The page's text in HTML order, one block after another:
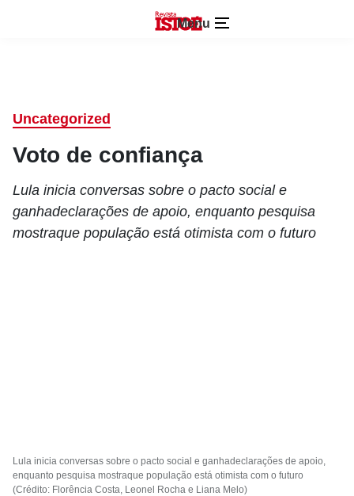
Menu
Uncategorized
Voto de confiança
Lula inicia conversas sobre o pacto social e
ganhadeclarações de apoio, enquanto pesquisa
mostraque população está otimista com o futuro
Lula inicia conversas sobre o pacto social e ganhadeclarações de apoio,
enquanto pesquisa mostraque população está otimista com o futuro
(Crédito: Florência Costa, Leonel Rocha e Liana Melo)